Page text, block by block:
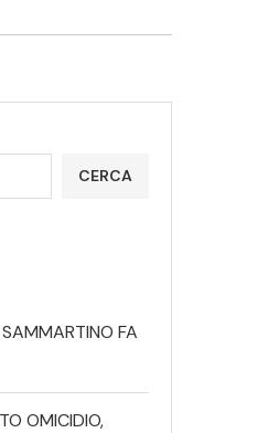
CERCA
FA
OMICIDIO,